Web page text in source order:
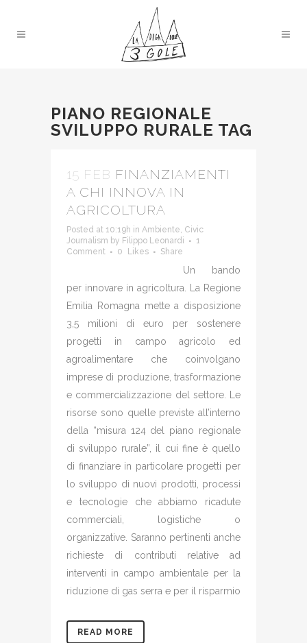
PIANO REGIONALE
SVILUPPO RURALE TAG
15 FEB FINANZIAMENTI
A CHI INNOVA IN
AGRICOLTURA
Posted at 10:19h in Ambiente, Civic
Journalism by Filippo Leonardi
1
Comment
0 Likes Share
Un bando
per innovare in agricoltura. La Regione
Emilia Romagna mette a disposizione
3,5 milioni di euro per sostenere
progetti in campo agricolo ed
agroalimentare che coinvolgano
imprese di produzione, trasformazione
e commercializzazione del settore. Le
risorse sono quelle previste all’interno
della “misura 124 del piano regionale
di sviluppo rurale”, il cui fine è quello
di finanziare in particolare progetti per
lo sviluppo di nuovi prodotti, processi
e tecnologie che abbiamo ricadute
commerciali, logistiche o
organizzative. Saranno pertinenti anche
richieste di contributi relative ad
interventi in campo ambientale per la
riduzione di gas serra e per il risparmio
READ MORE